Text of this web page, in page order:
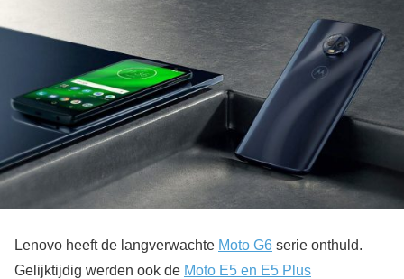
Lenovo heeft de langverwachte Moto G6 serie onthuld.
Gelijktijdig werden ook de Moto E5 en E5 Plus